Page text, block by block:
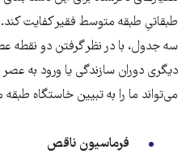
طبقاتیِ طبقه متوسط فقیر کفایت کند.
دیگری دوران سازندگی یا ورود به عصر
می‌تواند ما را به تبیین خاستگاه
فرماسیون ناقص